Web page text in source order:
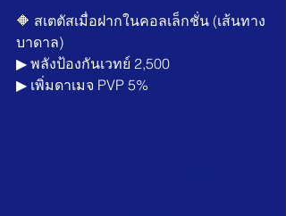
🔶 สเตตัสเมื่อฝากในคอลเล็กชั่น (เส้นทาง
บาดาล)
▶︎ พลังป้องกันเวทย์ 2,500
▶︎ เพิ่มดาเมจ PVP 5%